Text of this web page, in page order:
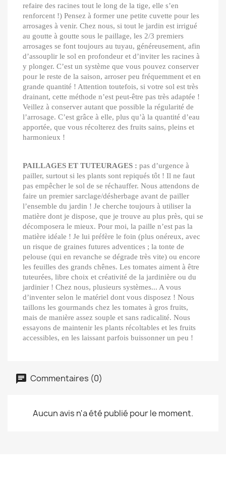
refaire des racines tout le long de la tige, elle s’en
renforcent !) Pensez à former une petite cuvette pour les
arrosages à venir. Chez nous, si tout le jardin est irrigué
au goutte à goutte sous le paillage, les 2/3 premiers
arrosages se font toujours au tuyau, généreusement, afin
d’assouplir le sol en profondeur et d’inviter les racines à
y plonger. C’est un système que vous pouvez conserver
pour le reste de la saison, arroser peu fréquemment et en
grande quantité ! Attention toutefois, si votre sol est très
drainant, cette méthode n’est peut-être pas très adaptée !
Veillez à conserver autant que possible la régularité de
l’arrosage. C’est grâce à elle, plus qu’à la quantité d’eau
apportée, que vous récolterez des fruits sains, pleins et
harmonieux !
PAILLAGES ET TUTEURAGES : pas d’urgence à
pailler, surtout si les plants sont repiqués tôt ! Il ne faut
pas empêcher le sol de se réchauffer. Nous attendons de
faire un premier sarclage/désherbage avant de pailler
l’ensemble du jardin ! Je cherche toujours à utiliser la
matière dont je dispose, que je trouve au plus près, qui se
décomposera le mieux. Pour moi, la paille n’est pas la
matière idéale ! Je lui préfère le foin (plus onéreux, avec
un risque de graines futures adventices ; la tonte de
pelouse (qui en revanche se dégrade très vite) ou encore
les feuilles des grands chênes. Les tomates aiment à être
tuteurées, libre choix et créativité de la jardinière ou du
jardinier ! Chez nous, plusieurs systèmes... A vous
d’inventer selon le matériel dont vous disposez ! Nous
taillons les gourmands chez les tomates à gros fruits,
mais de manière assez souple et sans radicalité. Nous
essayons de maintenir les plants récoltables et les fruits
accessibles, en les laissant parfois buissonner un peu !
Commentaires (0)
Aucun avis n'a été publié pour le moment.